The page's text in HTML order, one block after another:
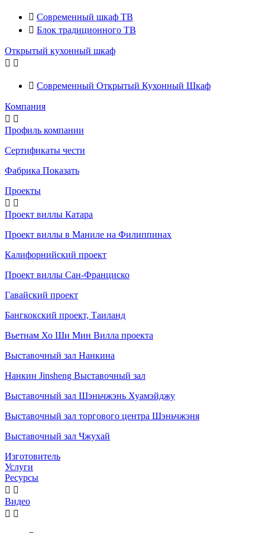
 Современный шкаф ТВ
 Блок традиционного ТВ
Открытый кухонный шкаф
 
 Современный Открытый Кухонный Шкаф
Компания
 
Профиль компании
Сертификаты чести
Фабрика Показать
Проекты
 
Проект виллы Катара
Проект виллы в Маниле на Филиппинах
Калифорнийский проект
Проект виллы Сан-Франциско
Гавайский проект
Бангкокский проект, Таиланд
Вьетнам Хо Ши Мин Вилла проекта
Выставочный зал Нанкина
Нанкин Jinsheng Выставочный зал
Выставочный зал Шэньчжэнь Хуамэйджу
Выставочный зал торгового центра Шэньчжэня
Выставочный зал Чжухай
Изготовитель
Услуги
Ресурсы
 
Видео
 